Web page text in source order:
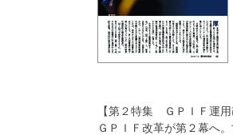
【第２特集 ＧＰＩＦ運
ＧＰＩＦ改革が第２幕へ